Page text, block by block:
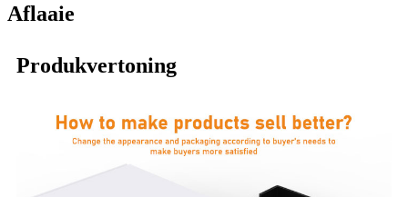
Aflaaie
Produkvertoning